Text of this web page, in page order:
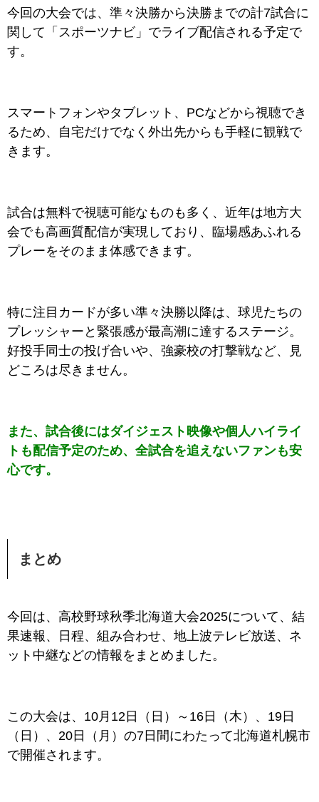
今回の大会では、準々決勝から決勝までの計7試合に
関して「スポーツナビ」でライブ配信される予定で
す。
スマートフォンやタブレット、PCなどから視聴でき
るため、自宅だけでなく外出先からも手軽に観戦で
きます。
試合は無料で視聴可能なものも多く、近年は地方大
会でも高画質配信が実現しており、臨場感あふれる
プレーをそのまま体感できます。
特に注目カードが多い準々決勝以降は、球児たちの
プレッシャーと緊張感が最高潮に達するステージ。
好投手同士の投げ合いや、強豪校の打撃戦など、見
どころは尽きません。
また、試合後にはダイジェスト映像や個人ハイライ
トも配信予定のため、全試合を追えないファンも安
心です。
まとめ
今回は、高校野球秋季北海道大会2025について、結
果速報、日程、組み合わせ、地上波テレビ放送、ネ
ット中継などの情報をまとめました。
この大会は、10月12日（日）～16日（木）、19日
（日）、20日（月）の7日間にわたって北海道札幌市
で開催されます。